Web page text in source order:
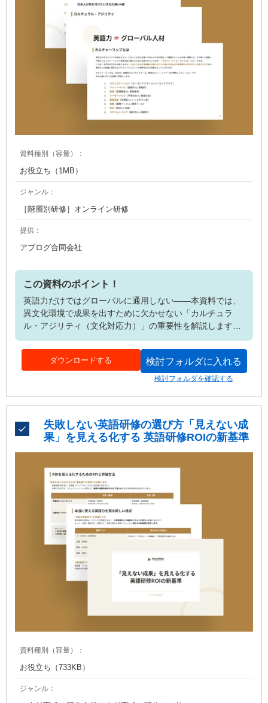
資料種別（容量）：
お役立ち（1MB）
ジャンル：
［階層別研修］オンライン研修
提供：
アブログ合同会社
この資料のポイント！
英語力だけではグローバルに通用しない――本資料では、
異文化環境で成果を出すために欠かせない「カルチュラ
ル・アジリティ（文化対応力）」の重要性を解説します。
語学力と併せて育成すべきマインドセットや実践的な育成
方法を提示。教育担当者が社員研修やグローバル人材育成
を再設計するための実務的なヒントが詰まっています。 さ
も最適。ダウンロード後すぐに現場研修に応用できる実践
性も魅力です。
ダウンロードする 検討フォルダに入れる
検討フォルダを確認する
失敗しない英語研修の選び方「見えない成
果」を見える化する 英語研修ROIの新基準
資料種別（容量）：
お役立ち（733KB）
ジャンル：